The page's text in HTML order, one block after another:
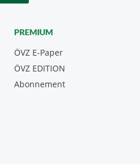
PREMIUM
ÖVZ E-Paper
Abonnement
ÖVZ EDITION